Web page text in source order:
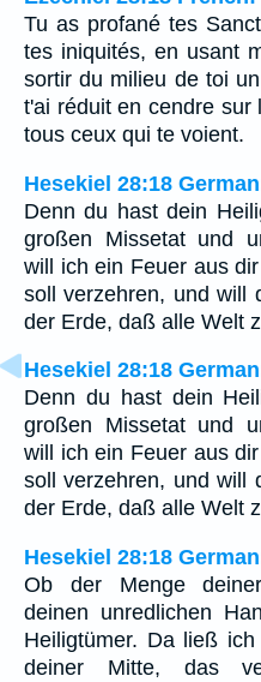
Tu as profané tes
tes iniquités, en usant
sortir du milieu de toi
t'ai réduit en cendre
tous ceux qui te voient.
Hesekiel 28:18
Denn du hast dein
großen Missetat und
will ich ein Feuer aus
soll verzehren, und will
der Erde, daß alle Welt
Hesekiel 28:18
Denn du hast dein
großen Missetat und
will ich ein Feuer aus
soll verzehren, und will
der Erde, daß alle Welt
Hesekiel 28:18
Ob der Menge
deinen unredlichen
Heiligtümer. Da ließ
deiner Mitte, das